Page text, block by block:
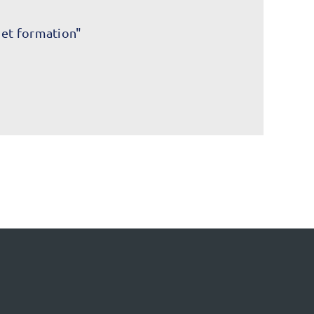
formation"